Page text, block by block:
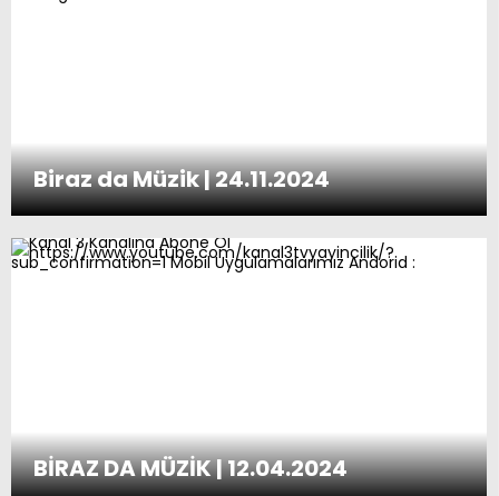
Biraz da Müzik | 24.11.2024
BİRAZ DA MÜZİK | 12.04.2024